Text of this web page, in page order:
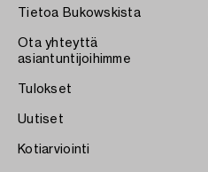
Tietoa Bukowskista
Ota yhteyttä
asiantuntijoihimme
Tulokset
Uutiset
Kotiarviointi